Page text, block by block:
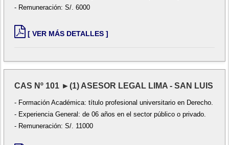
- Remuneración: S/. 6000
[ VER MÁS DETALLES ]
CAS Nº 101 ►(1) ASESOR LEGAL LIMA - SAN LUIS
- Formación Académica: título profesional universitario en Derecho.
- Experiencia General: de 06 años en el sector público o privado.
- Remuneración: S/. 11000